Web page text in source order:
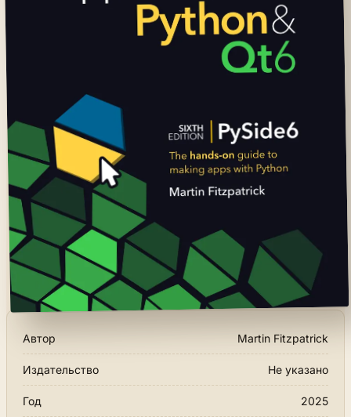
Автор Martin Fitzpatrick
Издательство Не указано
Год 2025